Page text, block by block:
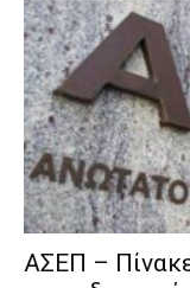
ΑΣΕΠ –